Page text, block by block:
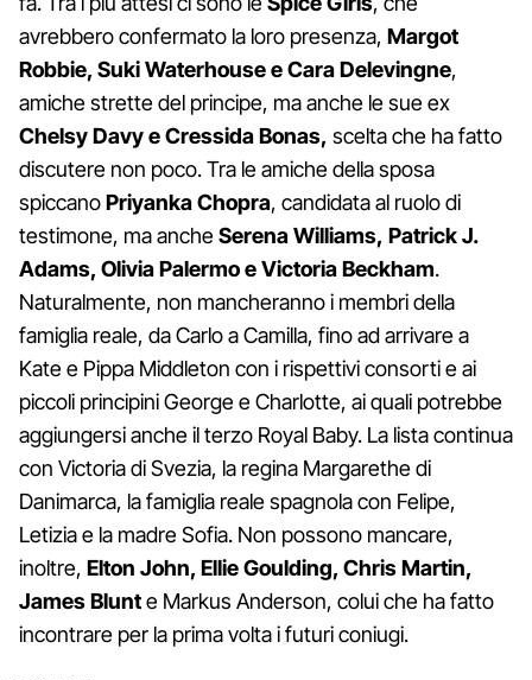
avrebbero confermato la loro presenza, Margot
Robbie, Suki Waterhouse e Cara Delevingne,
amiche strette del principe, ma anche le sue ex
Chelsy Davy e Cressida Bonas, scelta che ha fatto
discutere non poco. Tra le amiche della sposa
spiccanoPriyanka Chopra, candidata al ruolo di
testimone, ma ancheSerena Williams, Patrick J.
Adams, Olivia Palermo e Victoria Beckham.
Naturalmente, non mancheranno i membri della
famiglia reale, da Carlo a Camilla, fino ad arrivare a
Kate e Pippa Middleton con i rispettivi consorti e ai
piccoli principini George e Charlotte, ai quali potrebbe
aggiungersi anche il terzo Royal Baby. La lista continua
con Victoria di Svezia, la regina Margarethe di
Danimarca, la famiglia reale spagnola con Felipe,
Letizia e la madre Sofia. Non possono mancare,
inoltre, Elton John, Ellie Goulding, Chris Martin,
James Blunte Markus Anderson, colui che ha fatto
incontrare per la prima volta i futuri coniugi.